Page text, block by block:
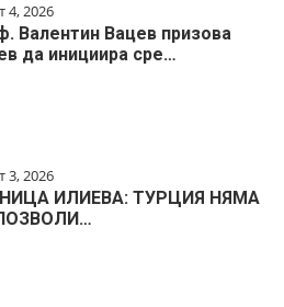
4, 2026
Валентин Вацев призова
да инициира сре…
3, 2026
ИЛИЕВА: ТУРЦИЯ НЯМА